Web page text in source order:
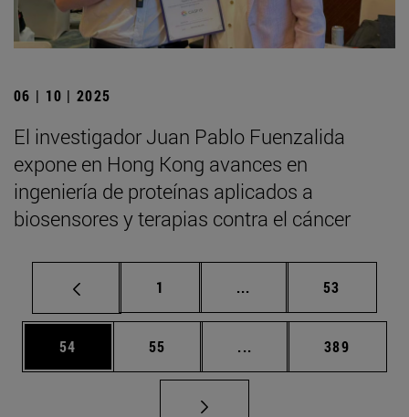
06 | 10 | 2025
El investigador Juan Pablo Fuenzalida
expone en Hong Kong avances en
ingeniería de proteínas aplicados a
biosensores y terapias contra el cáncer
Página
1 ... Páginas intermedias
Página
53
Página
54 Página
55 ... Páginas intermedias
Página
389